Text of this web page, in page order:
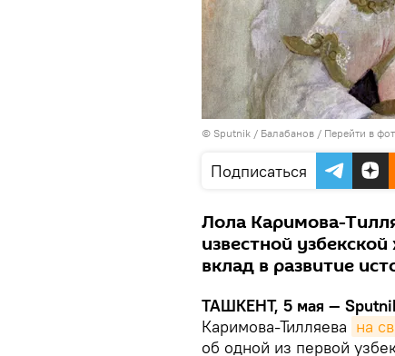
© Sputnik / Балабанов / Перейти в
Подписаться
Лола Каримова-
известной
вклад в развитие
ТАШКЕНТ, 5 мая —
Каримова-Тилляева на
об одной из первой